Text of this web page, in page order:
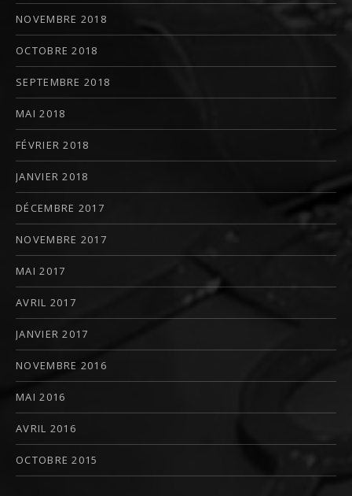
NOVEMBRE 2018
OCTOBRE 2018
SEPTEMBRE 2018
MAI 2018
FÉVRIER 2018
JANVIER 2018
DÉCEMBRE 2017
NOVEMBRE 2017
MAI 2017
AVRIL 2017
JANVIER 2017
NOVEMBRE 2016
MAI 2016
AVRIL 2016
OCTOBRE 2015